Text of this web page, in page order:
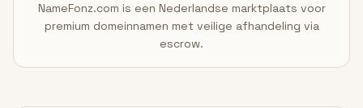
NameFonz.com is een Nederlandse marktplaats voor
premium domeinnamen met veilige afhandeling via
escrow.